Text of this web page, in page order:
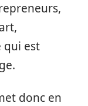
qui est
donc en